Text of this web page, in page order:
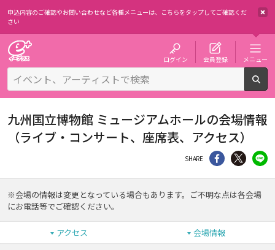
申込内容のご確認やお問い合わせなど各種メニューは、 こちらをタップしてご確認くだ
さい
ログイン 会員登録 メニュー
九州国立博物館 ミュージアムホールの会場情報
（ライブ・コンサート、座席表、アクセス）
SHARE シェア Twitter
※会場の情報は変更となっている場合もあります。ご不明な点は各会場
にお電話等でご確認ください。
アクセス 会場情報